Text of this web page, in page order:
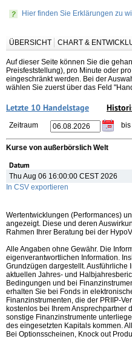
Hier finden Sie Erklärungen zu
ÜBERSICHT CHART &
Auf dieser Seite können Sie die
Preisfeststellung), pro Minute oder
eingeschränkt werden. Bei der
wählen Sie zuerst über das Feld
Letzte 10 Handelstage
Zeitraum bis
Kurse von außerbörslich Welt
Datum
Thu Aug 06 16:00:00 CEST 2026
In CSV exportieren
Wertentwicklungen (Performances)
angezeigt. Diese und deren
Rahmen Ihrer Beratung bei der
Alle Angaben ohne Gewähr. Die
eigenverantwortlichen Information.
Grundzügen dargestellt.
aktuellen Jahres- und
Bedingungen und bei
erhalten Sie bei Fonds in
Finanzinstrumenten, die der PRIIP-
kostenlos bei Ihrem Ansprechpartner
sonstige Finanzinstrumente
des eingesetzten Kapitals kommen.
Bei Optionsscheinen, Knock out